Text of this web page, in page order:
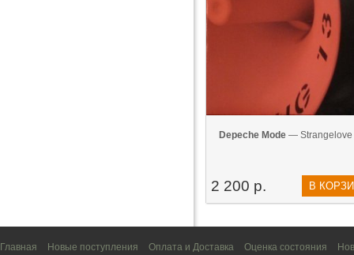
Depeche Mode— Strangelove
2 200 р. В
Главная Новые поступления Оплата и Доставка Оценка состояния